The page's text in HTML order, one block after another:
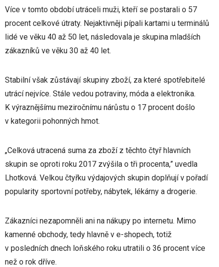
Více v tomto období utráceli muži, kteří se postarali o 57
procent celkové útraty. Nejaktivněji pípali kartami u terminálů
lidé ve věku 40 až 50 let, následovala je skupina mladších
zákazníků ve věku 30 až 40 let.
Stabilní však zůstávají skupiny zboží, za které spotřebitelé
utrácí nejvíce. Stále vedou potraviny, móda a elektronika.
K výraznějšímu meziročnímu nárůstu o 17 procent došlo
v kategorii pohonných hmot.
„Celková utracená suma za zboží z těchto čtyř hlavních
skupin se oproti roku 2017 zvýšila o tři procenta,” uvedla
Lhotková. Velkou čtyřku výdajových skupin doplňují v pořadí
popularity sportovní potřeby, nábytek, lékárny a drogerie.
Zákazníci nezapomněli ani na nákupy po internetu. Mimo
kamenné obchody, tedy hlavně v e-shopech, totiž
v posledních dnech loňského roku utratili o 36 procent více
než o rok dříve.